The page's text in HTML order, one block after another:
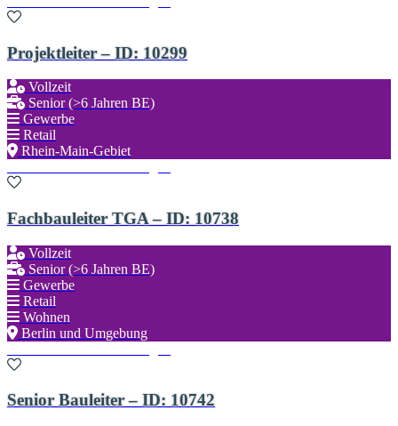
Projektleiter – ID: 10299
Vollzeit
Senior (>6 Jahren BE)
Gewerbe
Retail
Rhein-Main-Gebiet
Fachbauleiter TGA – ID: 10738
Vollzeit
Senior (>6 Jahren BE)
Gewerbe
Retail
Wohnen
Berlin und Umgebung
Senior Bauleiter – ID: 10742